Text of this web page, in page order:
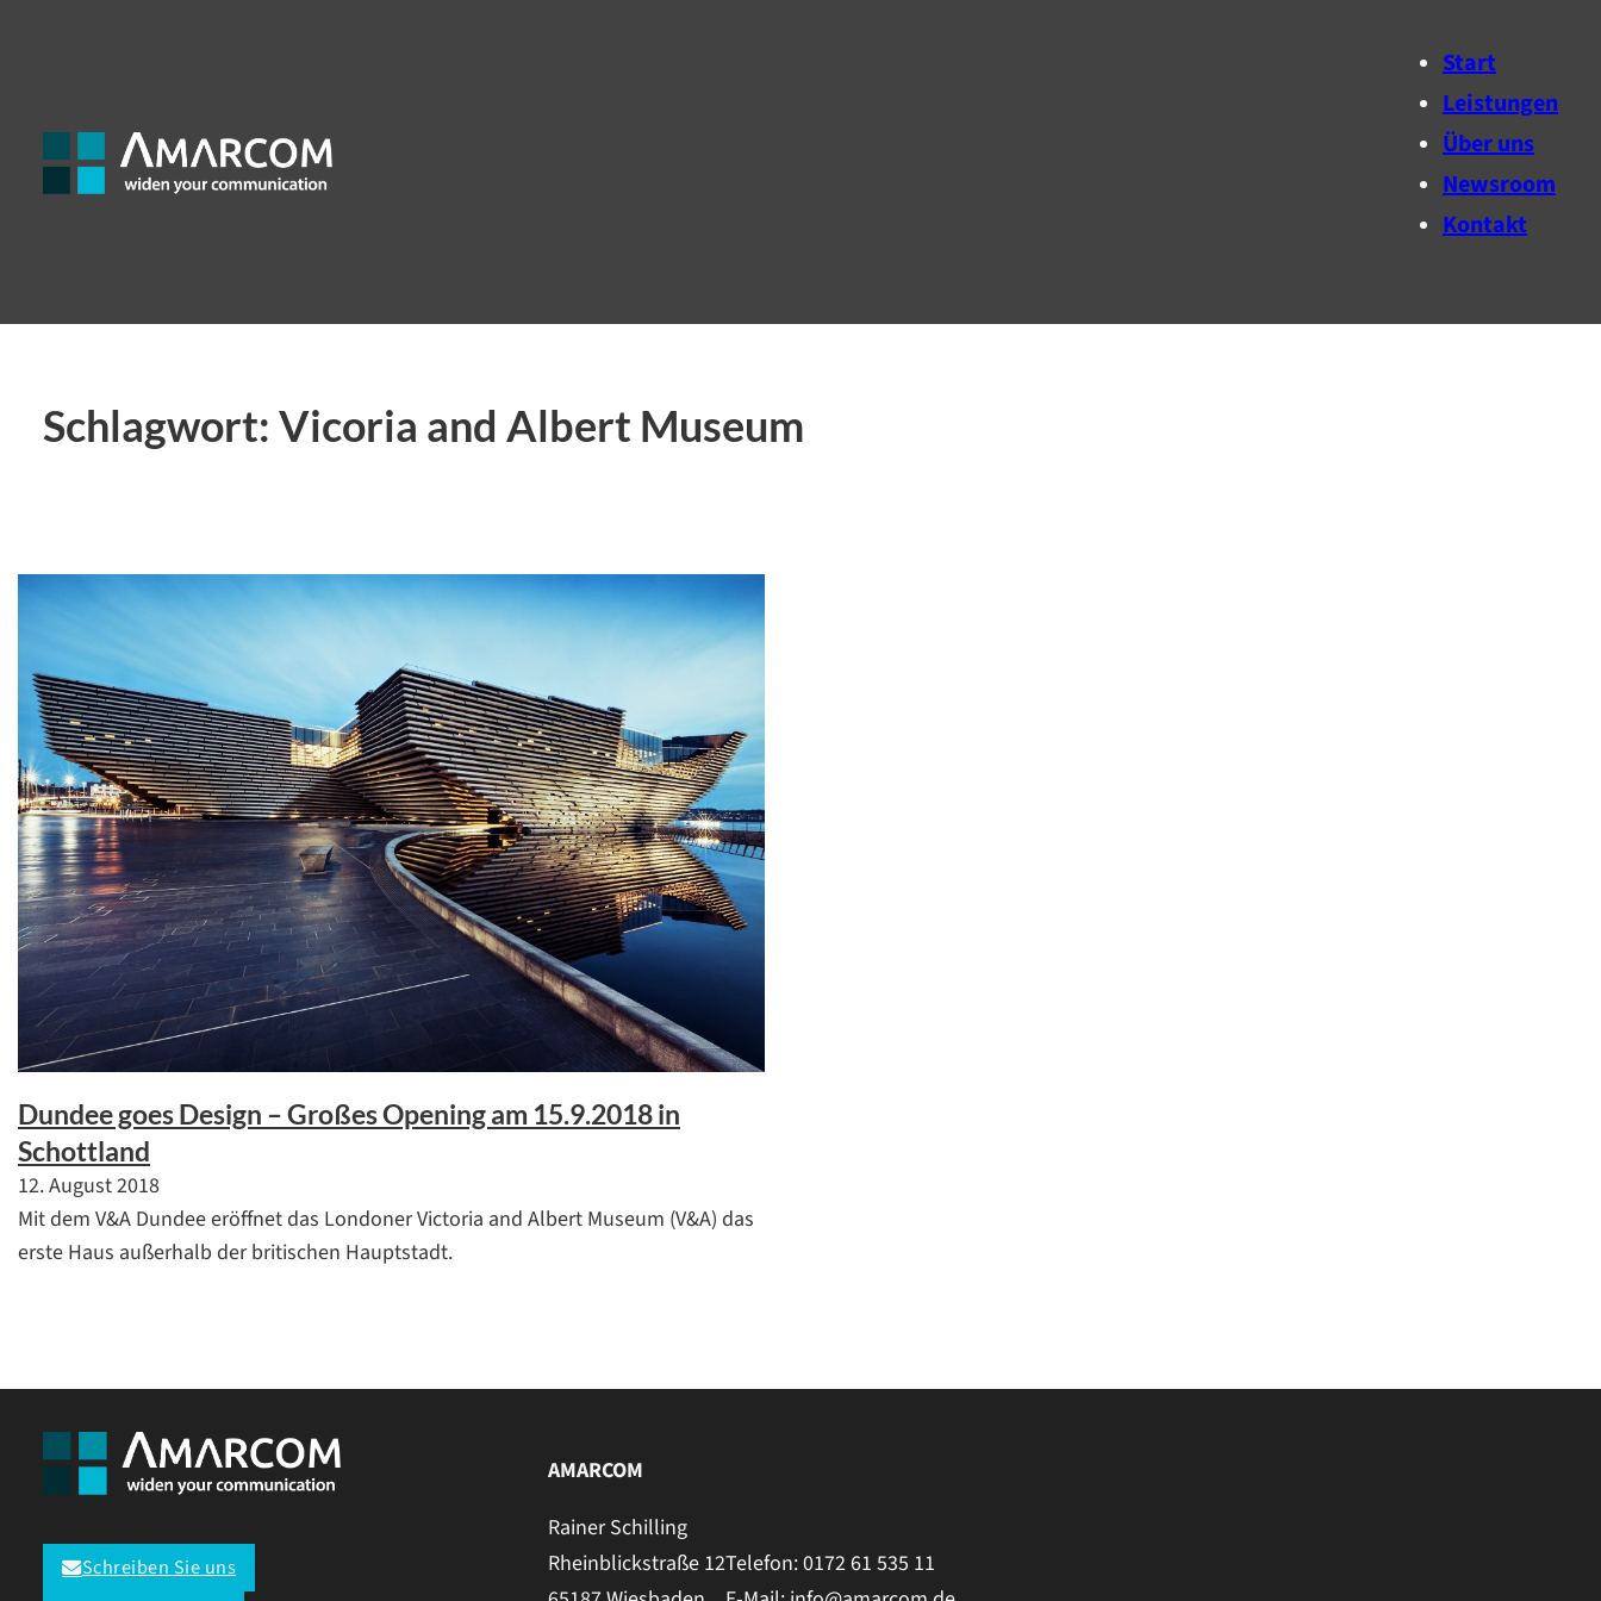
Start
Leistungen
Über uns
Newsroom
Kontakt
Schlagwort: Vicoria and Albert Museum
Dundee goes Design – Großes Opening am 15.9.2018 in
Schottland
12. August 2018
Mit dem V&A Dundee eröffnet das Londoner Victoria and Albert Museum (V&A) das
erste Haus außerhalb der britischen Hauptstadt.
Schreiben Sie uns
AMARCOM
Rainer Schilling
Rheinblickstraße 12Telefon: 0172 61 535 11